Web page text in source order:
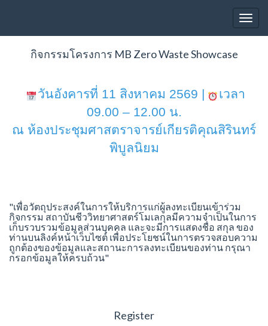
กิจกรรมโครงการ MB Zero Waste Showcase
วันอังคารที่ 11 สิงหาคม 2569 |
เวลา
09.00 – 12.00 น.
ณ ห้องประชุมศาสตราจารย์เกียรติคุณสิรินทร์
พิบูลนิยม
"เพื่อวัตถุประสงค์ในการให้บริการแก่ผู้ลงทะเบียนเข้าร่วม
กิจกรรม สถาบันชีววิทยาศาสตร์โมเลกุลมีความจำเป็นในการ
เก็บรวบรวมข้อมูลส่วนบุคคล และจะมีการแสดงชื่อ สกุล ของ
ท่านบนลิงค์หน้าเว็บไซต์ เพื่อประโยชน์ในการตรวจสอบความ
ถูกต้องของข้อมูลและสถานะการลงทะเบียนของท่าน กรุณา
กรอกข้อมูลให้ครบถ้วน"
Register